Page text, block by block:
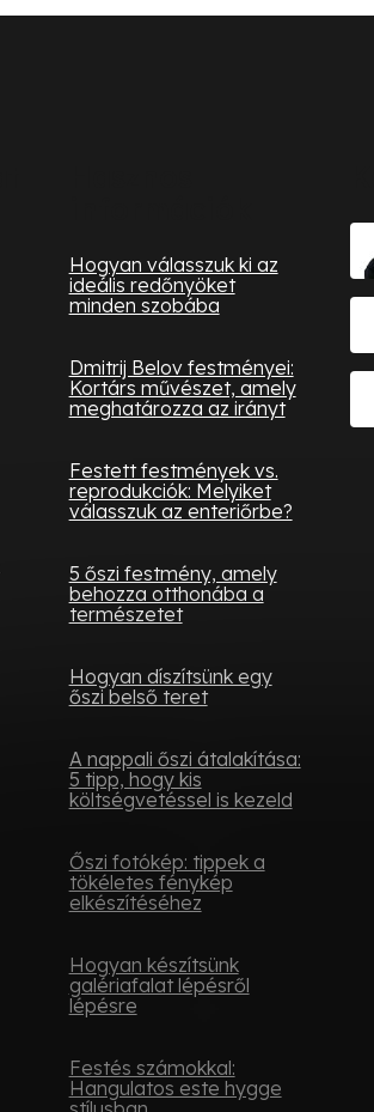
Hogyan válasszuk ki az
ideális redőnyöket
minden szobába
Dmitrij Belov festményei:
Kortárs művészet, amely
meghatározza az irányt
Festett festmények vs.
reprodukciók: Melyiket
válasszuk az enteriőrbe?
5 őszi festmény, amely
behozza otthonába a
természetet
Hogyan díszítsünk egy
őszi belső teret
A nappali őszi átalakítása:
5 tipp, hogy kis
költségvetéssel is kezeld
Őszi fotókép: tippek a
tökéletes fénykép
elkészítéséhez
Hogyan készítsünk
galériafalat lépésről
lépésre
Festés számokkal:
Hangulatos este hygge